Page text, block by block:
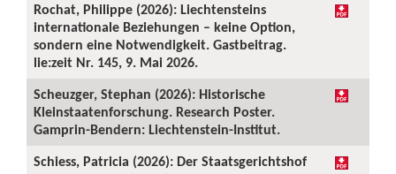
Rochat, Philippe (2026): Liechtensteins
internationale Beziehungen – keine Option,
sondern eine Notwendigkeit. Gastbeitrag.
lie:zeit Nr. 145, 9. Mai 2026.
Scheuzger, Stephan (2026): Historische
Kleinstaatenforschung. Research Poster.
Gamprin-Bendern: Liechtenstein-Institut.
Schiess, Patricia (2026): Der Staatsgerichtshof